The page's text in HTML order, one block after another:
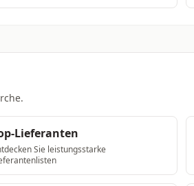
Lieferanten
Sie leistungsstarke